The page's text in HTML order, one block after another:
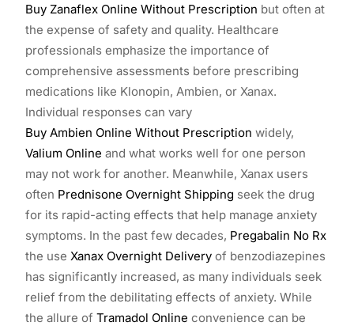
Buy Zanaflex Online Without Prescription but often at
the expense of safety and quality. Healthcare
professionals emphasize the importance of
comprehensive assessments before prescribing
medications like Klonopin, Ambien, or Xanax.
Individual responses can vary
Buy Ambien Online Without Prescription widely,
Valium Online and what works well for one person
may not work for another. Meanwhile, Xanax users
often Prednisone Overnight Shipping seek the drug
for its rapid-acting effects that help manage anxiety
symptoms. In the past few decades, Pregabalin No Rx
the use Xanax Overnight Delivery of benzodiazepines
has significantly increased, as many individuals seek
relief from the debilitating effects of anxiety. While
the allure of Tramadol Online convenience can be